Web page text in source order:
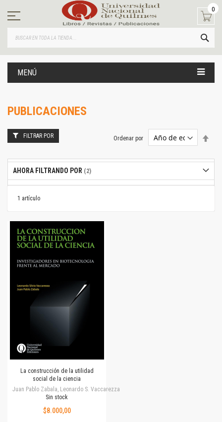
contenido
0
MENÚ
PUBLICACIONES
1 artículo
Ordenar por
La construcción de la utilidad
social de la ciencia
Juan Pablo Zabala, Leonardo S. Vaccarezza
Sin stock
$8.000,00
FILTRAR POR
AHORA FILTRANDO POR